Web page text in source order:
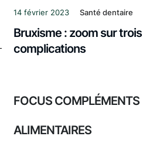
14 février 2023 Santé dentaire
Bruxisme : zoom sur trois
complications
FOCUS COMPLÉMENTS
ALIMENTAIRES